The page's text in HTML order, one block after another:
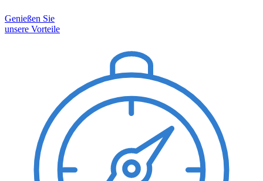
Genießen Sie
unsere Vorteile